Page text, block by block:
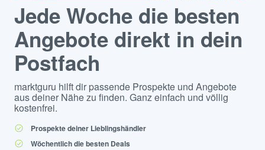
Jede Woche die besten
Angebote direkt in dein
Postfach
marktguru hilft dir passende Prospekte und Angebote
aus deiner Nähe zu finden. Ganz einfach und völlig
kostenfrei.
Prospekte deiner Lieblingshändler
Wöchentlich die besten Deals